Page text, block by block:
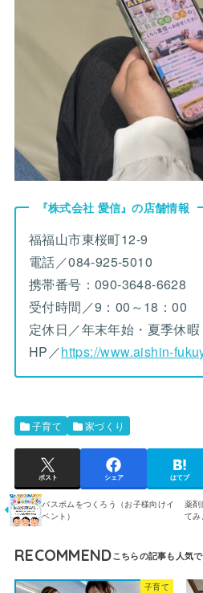
『株式会社 愛信』の店舗情報
福福山市東桜町12-9
電話／084-925-5010
携帯番号：090-3648-6628
受付時間／9：00～18：00
定休日／年末年始・夏季休
HP／https://www.aishin-
子育て 家づくり
ポスト シェア はてブ
バスボムをつくろう（お子様向けイ
ベント）
薬剤
てみ
RECOMMEND
子育て